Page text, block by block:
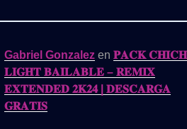
Gabriel Gonzalez en 𝐏𝐀𝐂𝐊
𝐋𝐈𝐆𝐇𝐓 𝐁𝐀𝐈𝐋𝐀𝐁𝐋𝐄 – 𝐑𝐄𝐌𝐈𝐗
𝐄𝐗𝐓𝐄𝐍𝐃𝐄𝐃 𝟐𝐊𝟐𝟒 | 𝐃𝐄𝐒𝐂𝐀𝐑𝐆𝐀
𝐆𝐑𝐀𝐓𝐈𝐒